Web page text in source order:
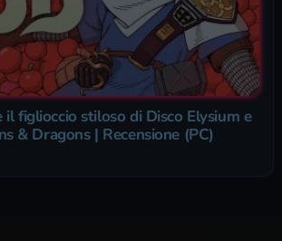
il figlioccio stiloso di Disco Elysium e
& Dragons | Recensione (PC)